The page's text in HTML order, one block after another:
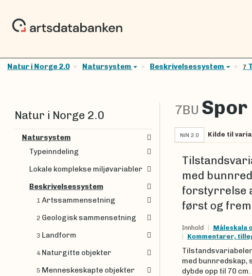
Natur i Norge 2.0 Natursystem Beskrivelsessystem 7
7BU
NiN 2.0 Kilde til
med
forstyrrelse
først og
Innhold Måleskala
Kommentarer,
med bunnredskap,
dybde opp til 70
Natur i Norge 2.0
Natursystem
Typeinndeling
Lokale komplekse miljøvariabler
Beskrivelsessystem
1 Artssammensetning
2 Geologisk sammensetning
3 Landform
4 Naturgitte objekter
5 Menneskeskapte objekter